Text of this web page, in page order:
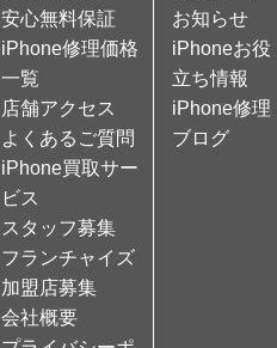
安心無料保証
iPhone修理価格
一覧
店舗アクセス
よくあるご質問
iPhone買取サー
ビス
スタッフ募集
フランチャイズ
加盟店募集
会社概要
お知らせ
iPhoneお役
立ち情報
iPhone修理
ブログ